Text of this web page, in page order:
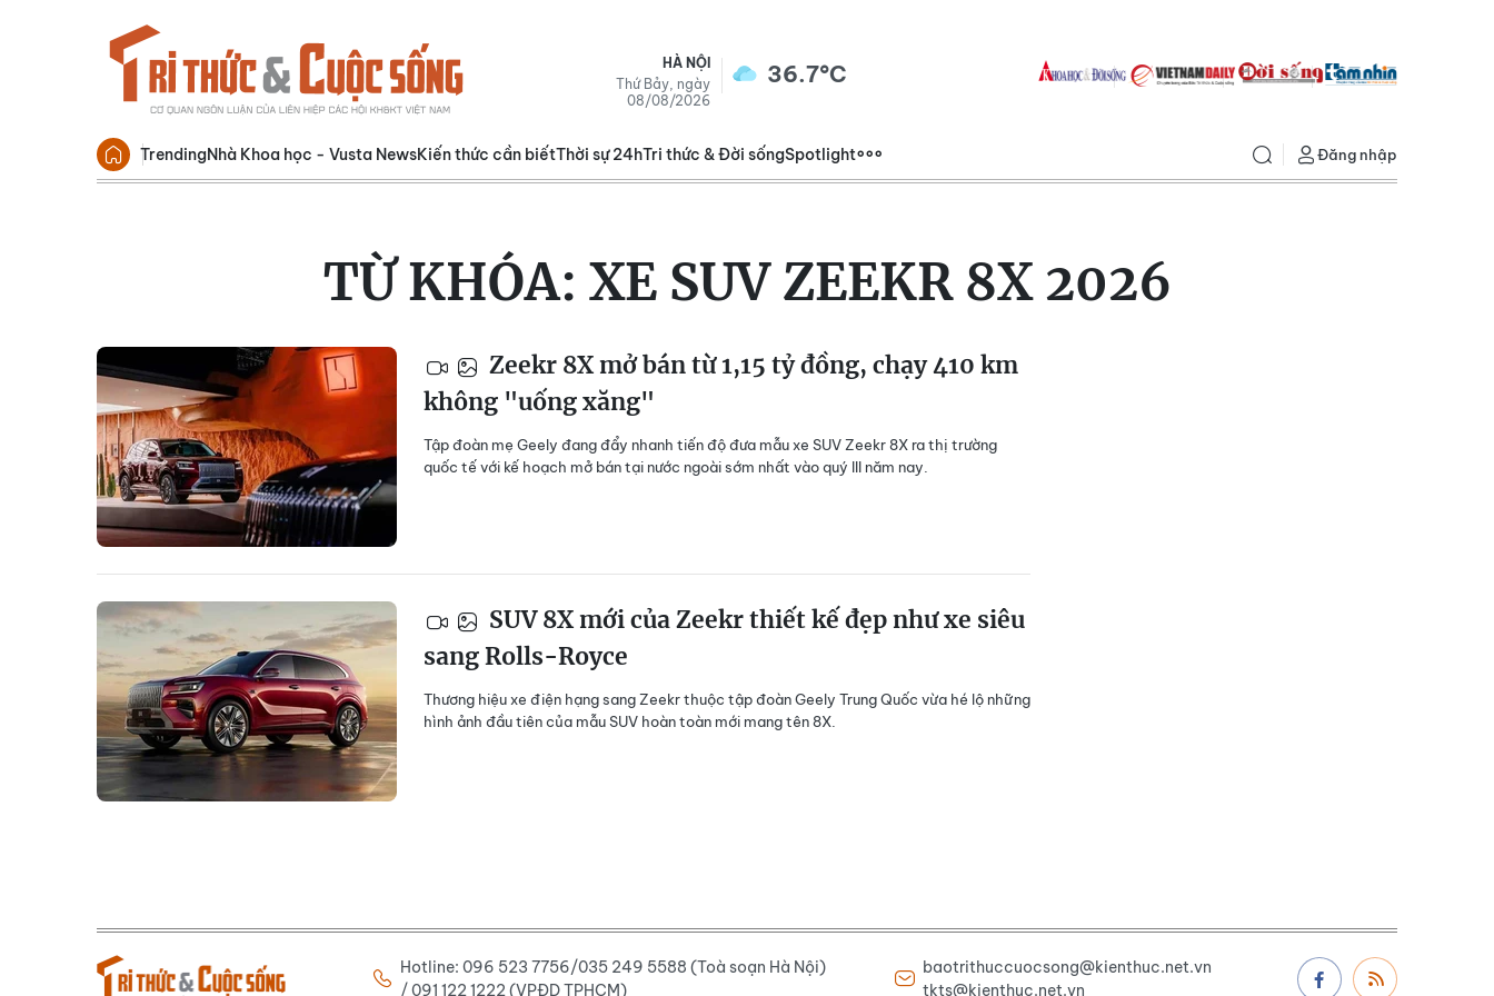
HÀ NỘI
Thứ Bảy, ngày
08/08/2026
36.7°C
TrendingNhà Khoa học - Vusta NewsKiến thức cần biếtThời sự 24hTri thức & Đời sốngSpotlight Đăng nhập
TỪ KHÓA: XE SUV ZEEKR 8X 2026
Zeekr 8X mở bán từ 1,15 tỷ đồng, chạy 410 km
không "uống xăng"
Tập đoàn mẹ Geely đang đẩy nhanh tiến độ đưa mẫu xe SUV Zeekr 8X ra thị trường
quốc tế với kế hoạch mở bán tại nước ngoài sớm nhất vào quý III năm nay.
SUV 8X mới của Zeekr thiết kế đẹp như xe siêu
sang Rolls-Royce
Thương hiệu xe điện hạng sang Zeekr thuộc tập đoàn Geely Trung Quốc vừa hé lộ những
hình ảnh đầu tiên của mẫu SUV hoàn toàn mới mang tên 8X.
Hotline: 096 523 7756/035 249 5588 (Toà soạn Hà Nội)
/ 091 122 1222 (VPĐD TPHCM)
baotrithuccuocsong@kienthuc.net.vn
tkts@kienthuc.net.vn